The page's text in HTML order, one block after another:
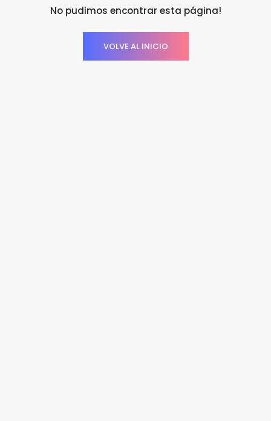
No pudimos encontrar esta página!
VOLVE AL INICIO